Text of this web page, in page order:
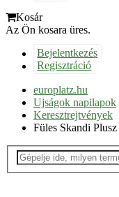
Kosár
Az Ön kosara üres.
Bejelentkezés
Regisztráció
europlatz.hu
Ujságok napilapok
Keresztrejtvények
Füles Skandi Plusz